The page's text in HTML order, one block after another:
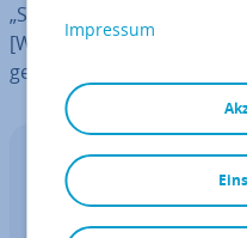
„Sys­tem­über­wa­chung“
[Windows]-Taste, das
geöffnet.
IONOS GPT
Ihr sou­ve­rä­ner
Impressum